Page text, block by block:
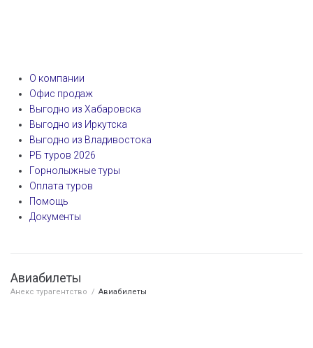
О компании
Офис продаж
Выгодно из Хабаровска
Выгодно из Иркутска
Выгодно из Владивостока
РБ туров 2026
Горнолыжные туры
Оплата туров
Помощь
Документы
Авиабилеты
Анекс турагентство / Авиабилеты